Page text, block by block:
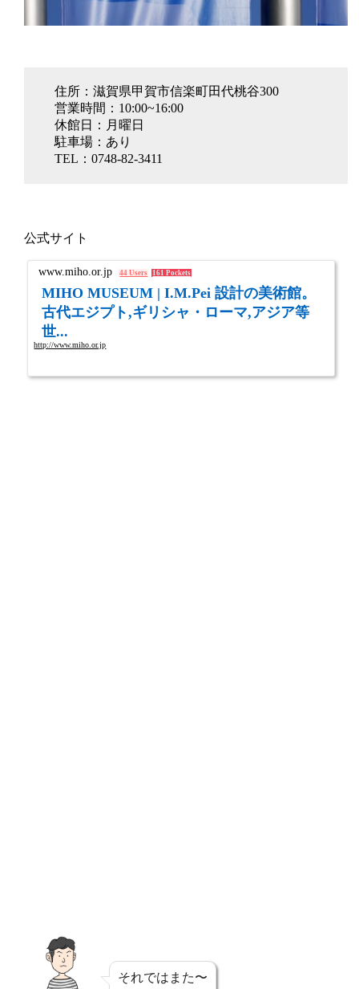
住所：滋賀県甲賀市信楽町田代桃谷300
営業時間：10:00~16:00
休館日：月曜日
駐車場：あり
TEL：0748-82-3411
公式サイト
www.miho.or.jp 44 Users 161 Pockets
MIHO MUSEUM | I.M.Pei 設計の美術館。
古代エジプト,ギリシャ・ローマ,アジア等
世...
http://www.miho.or.jp
それではまた〜